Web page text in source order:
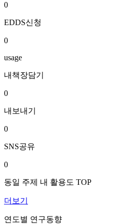
0
EDDS신청
0
usage
내책장담기
0
내보내기
0
SNS공유
0
동일 주제 내 활용도 TOP
더보기
연도별 연구동향